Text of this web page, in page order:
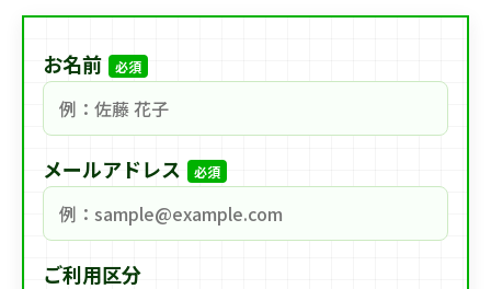
お名前 必須
メールアドレス 必須
ご利用区分